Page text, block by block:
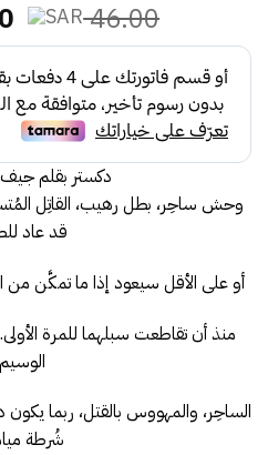
46.00
46.00.
دكستر بقلم
وحش ساحِر، بطل رهيب، القاتِل
قد عاد
أو على الأقل سيعود إذا ما تمكَّن من
منذ أن تقاطعت سبلهما للمرة
الساحِر، والمهووس بالقتل، ربما
شُرطة